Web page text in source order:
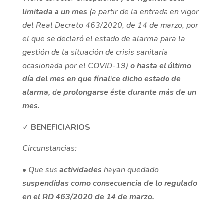
limitada a un mes (a partir de la entrada en vigor
del Real Decreto 463/2020, de 14 de marzo, por
el que se declaró el estado de alarma para la
gestión de la situación de crisis sanitaria
ocasionada por el COVID-19) o hasta el último
día del mes en que finalice dicho estado de
alarma, de prolongarse éste durante más de un
mes.
✓ BENEFICIARIOS
Circunstancias:
• Que sus actividadeshayan quedado
suspendidas como consecuencia de lo regulado
en el RD 463/2020 de 14 de marzo.